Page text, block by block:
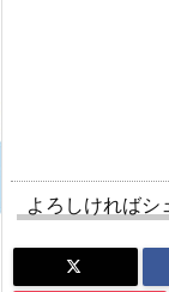
よろしければシ